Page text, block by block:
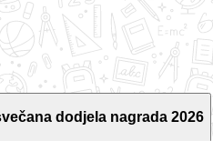
dodjela nagrada 2026